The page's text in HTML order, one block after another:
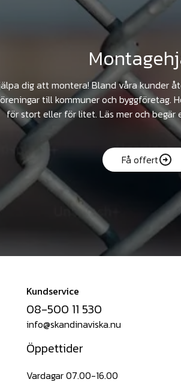
dig att montera! Bland våra kunder
till kommuner och byggföretag.
för stort eller för litet. Läs mer och
Få offert
Kundservice
08-500 11 530
info@skandinaviska.nu
Öppettider
Vardagar 07.00-16.00